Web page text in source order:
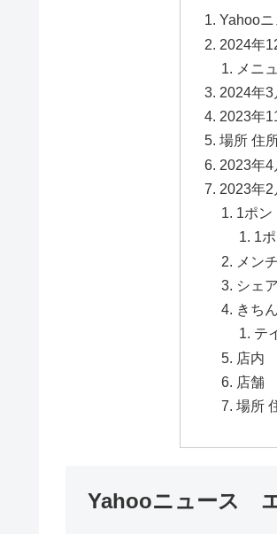
Yahoo
2024年
メニ
2024年3
2023年
場所 住
2023年
2023年2
1ポン
1
メン
シェ
きち
テ
店内
店舗
場所
Yahooニュース